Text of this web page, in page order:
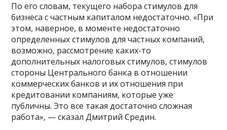
По его словам, текущего набора стимулов для
бизнеса с частным капиталом недостаточно. «При
этом, наверное, в моменте недостаточно
определенных стимулов для частных компаний,
возможно, рассмотрение каких-то
дополнительных налоговых стимулов, стимулов
стороны Центрального банка в отношении
коммерческих банков и их отношения при
кредитовании компаниям, которые уже
публичны. Это все такая достаточно сложная
работа», — сказал Дмитрий Средин.